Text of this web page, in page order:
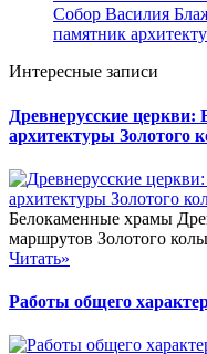
Собор Василия
памятник
Интересные записи
Древнерусские
архитектуры Золотого
Белокаменные храмы
маршрутов Золотого
Читать»
Работы общего